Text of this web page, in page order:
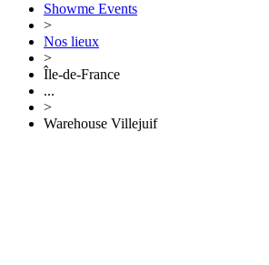
Showme Events
>
Nos lieux
>
Île-de-France
...
>
Warehouse Villejuif